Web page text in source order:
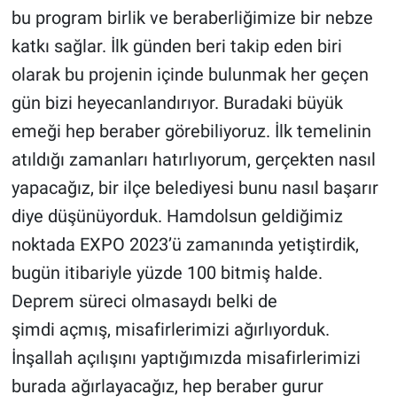
bu program birlik ve beraberliğimize bir nebze
katkı sağlar. İlk günden beri takip eden biri
olarak bu projenin içinde bulunmak her geçen
gün bizi heyecanlandırıyor. Buradaki büyük
emeği hep beraber görebiliyoruz. İlk temelinin
atıldığı zamanları hatırlıyorum, gerçekten nasıl
yapacağız, bir ilçe belediyesi bunu nasıl başarır
diye düşünüyorduk. Hamdolsun geldiğimiz
noktada EXPO 2023’ü zamanında yetiştirdik,
bugün itibariyle yüzde 100 bitmiş halde.
Deprem süreci olmasaydı belki de
şimdi açmış, misafirlerimizi ağırlıyorduk.
İnşallah açılışını yaptığımızda misafirlerimizi
burada ağırlayacağız, hep beraber gurur